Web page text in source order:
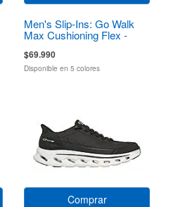
Men's Slip-Ins: Go Walk
Max Cushioning Flex -
$69.990
Disponible en 5 colores
Comprar